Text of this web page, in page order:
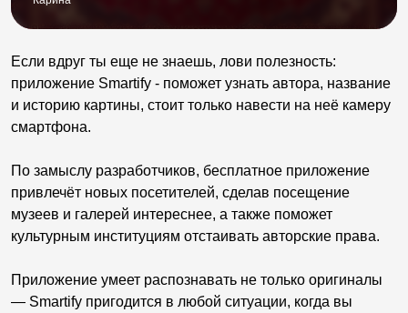
Если вдруг ты еще не знаешь, лови полезность:
приложение Smartify - поможет узнать автора, название
и историю картины, стоит только навести на неё камеру
смартфона.
По замыслу разработчиков, бесплатное приложение
привлечёт новых посетителей, сделав посещение
музеев и галерей интереснее, а также поможет
культурным институциям отстаивать авторские права.
Приложение умеет распознавать не только оригиналы
— Smartify пригодится в любой ситуации, когда вы